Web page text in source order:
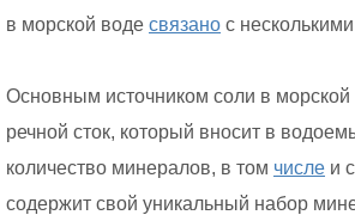
в морской воде связано с
Основным источником соли в морской
речной сток, который вносит в
количество минералов, в том числе и
содержит свой уникальный набор